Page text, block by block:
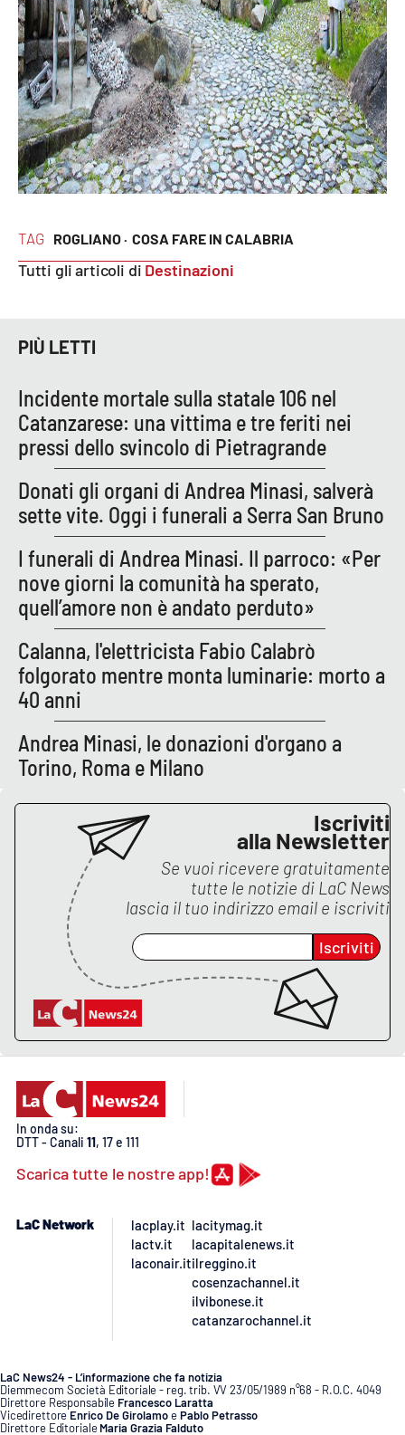
TAG ROGLIANO · COSA FARE IN CALABRIA
Tutti gli articoli di Destinazioni
PIÙ LETTI
Incidente mortale sulla statale 106 nel
Catanzarese: una vittima e tre feriti nei
pressi dello svincolo di Pietragrande
Donati gli organi di Andrea Minasi, salverà
sette vite. Oggi i funerali a Serra San Bruno
I funerali di Andrea Minasi. Il parroco: «Per
nove giorni la comunità ha sperato,
quell’amore non è andato perduto»
Calanna, l'elettricista Fabio Calabrò
folgorato mentre monta luminarie: morto a
40 anni
Andrea Minasi, le donazioni d'organo a
Torino, Roma e Milano
Iscriviti
alla Newsletter
Se vuoi ricevere gratuitamente
tutte le notizie di LaC News
lascia il tuo indirizzo email e iscriviti
Iscriviti
In onda su:
DTT - Canali 11, 17 e 111
Scarica tutte le nostre app!
LaC Network
lacplay.it
lactv.it
laconair.it
lacitymag.it
lacapitalenews.it
ilreggino.it
cosenzachannel.it
ilvibonese.it
catanzarochannel.it
LaC News24 - L’informazione che fa notizia
Diemmecom Società Editoriale - reg. trib. VV 23/05/1989 n°68 - R.O.C. 4049
Direttore Responsabile Francesco Laratta
Vicedirettore Enrico De GirolamoePablo Petrasso
Direttore Editoriale Maria Grazia Falduto